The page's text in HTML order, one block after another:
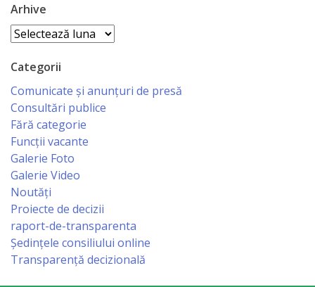
Sportivă
Specializată
de
Rezerve
Olimpice
Călărași
Stadionul
orășenesc
Muzeul
Arhive
Arhive
Categorii
Comunicate și anunțuri de presă
Consultări publice
Fără categorie
Funcții vacante
Galerie Foto
Galerie Video
Noutăți
Proiecte de decizii
raport-de-transparenta
Ședințele consiliului online
Transparență decizională